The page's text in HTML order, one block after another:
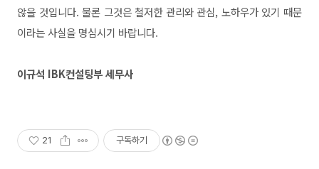
않을 것입니다. 물론 그것은 철저한 관리와 관심, 노하우가 있기 때문
이라는 사실을 명심시기 바랍니다.
이규석 IBK컨설팅부 세무사
21 구독하기